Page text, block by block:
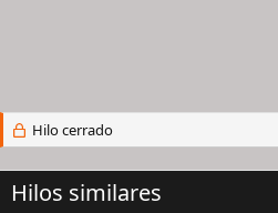
Hilo cerrado
Hilos similares